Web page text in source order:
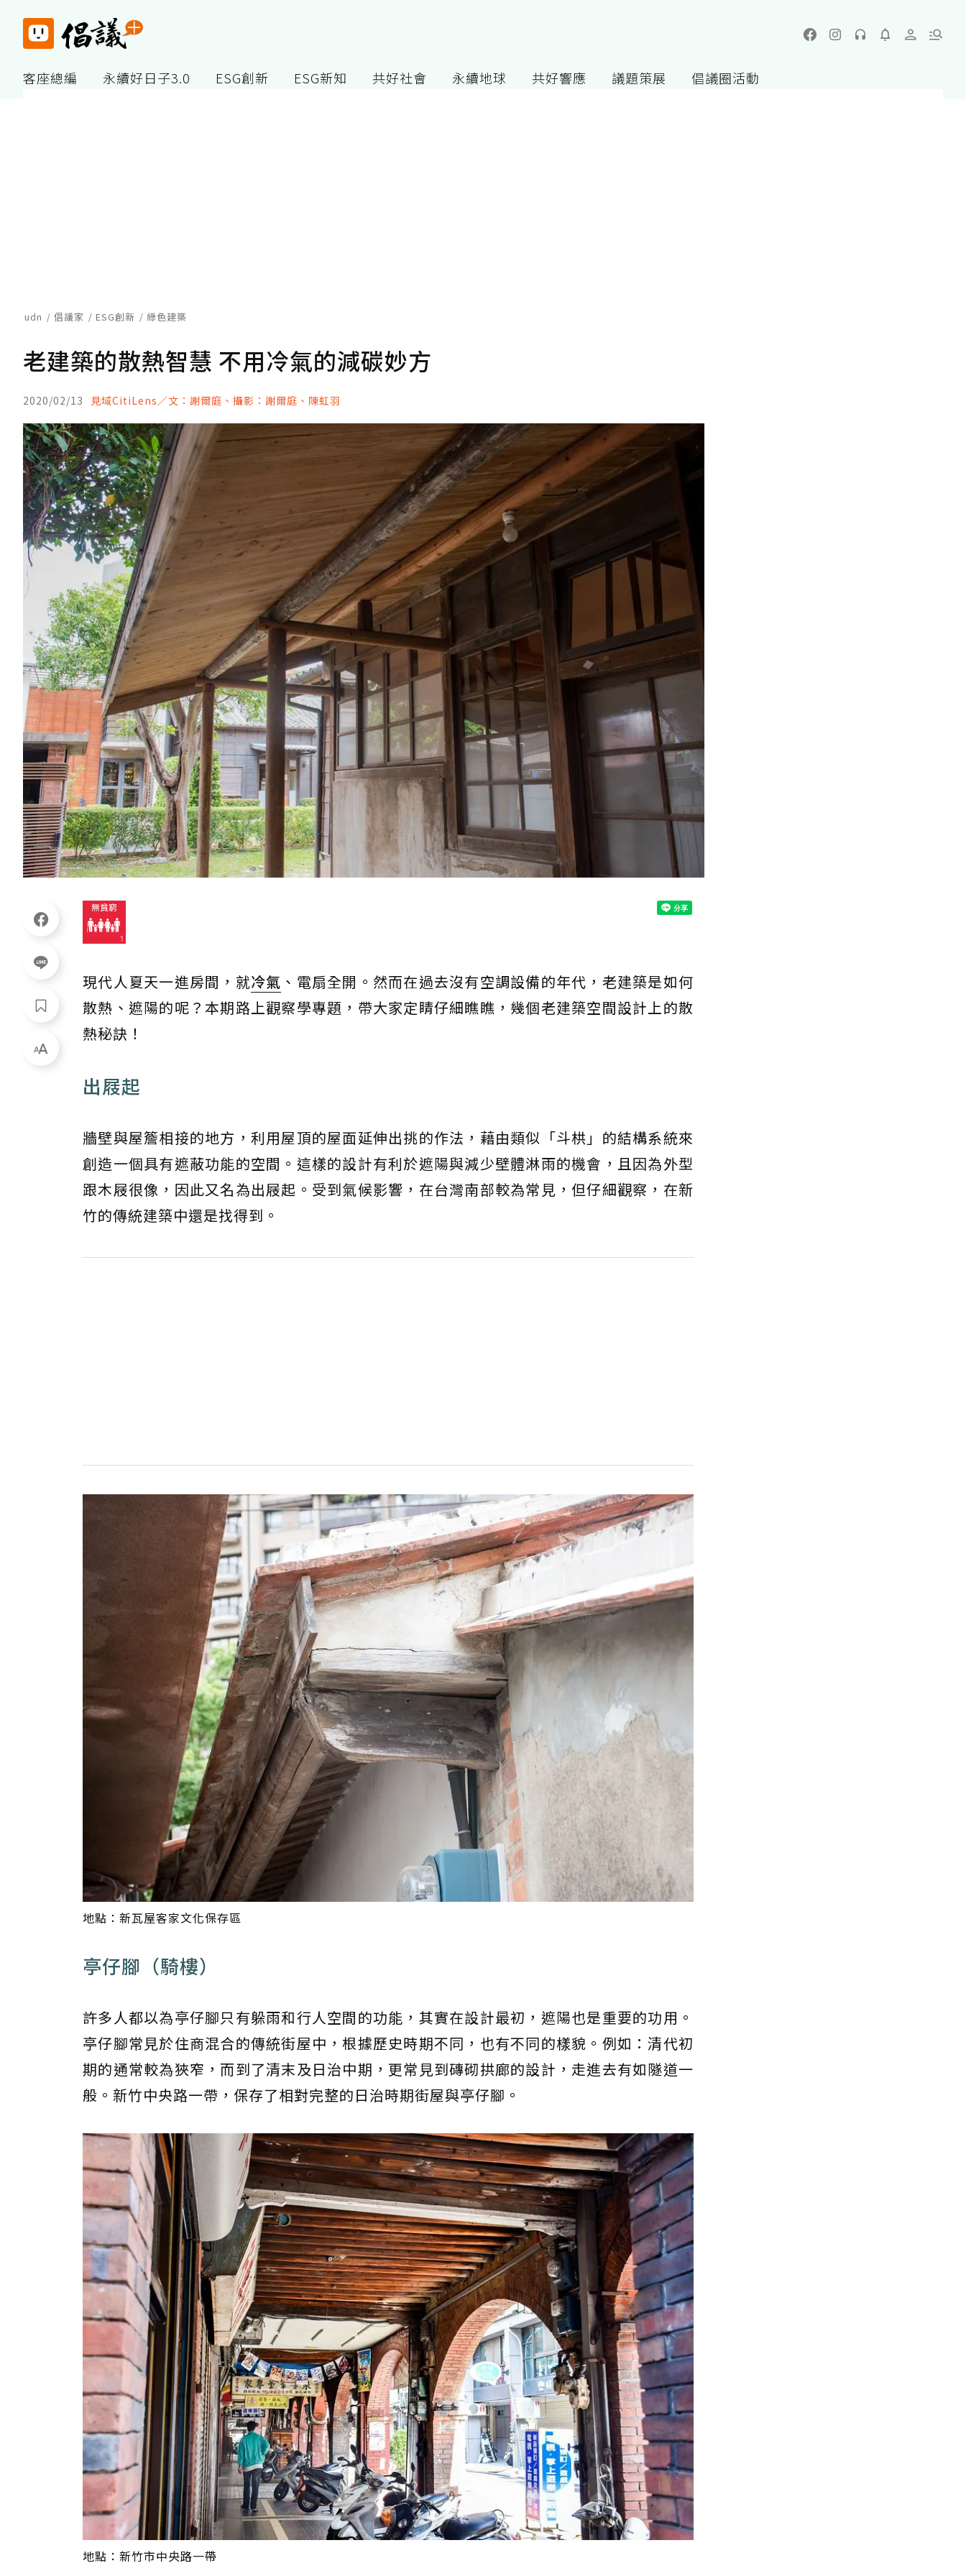
客座總編 永續好日子3.0 ESG創新 ESG新知 共好社會 永續地球 共好響應 議題策展 倡議圈活動
udn 倡議家 ESG創新 綠色建築
老建築的散熱智慧 不用冷氣的減碳妙方
2020/02/13 見域CitiLens／文：謝爾庭、攝影：謝爾庭、陳虹羽
現代人夏天一進房間，就冷氣 、電扇全開。然而在過去沒有空調設備的年代，老建築是如何
散熱、遮陽的呢？本期路上觀察學專題，帶大家定睛仔細瞧瞧，幾個老建築空間設計上的散
熱秘訣！
出屐起
牆壁與屋簷相接的地方，利用屋頂的屋面延伸出挑的作法，藉由類似「斗栱」的結構系統來
創造一個具有遮蔽功能的空間。這樣的設計有利於遮陽與減少壁體淋雨的機會，且因為外型
跟木屐很像，因此又名為出屐起。受到氣候影響，在台灣南部較為常見，但仔細觀察，在新
竹的傳統建築中還是找得到。
地點：新瓦屋客家文化保存區
亭仔腳（騎樓）
許多人都以為亭仔腳只有躲雨和行人空間的功能，其實在設計最初，遮陽也是重要的功用。
亭仔腳常見於住商混合的傳統街屋中，根據歷史時期不同，也有不同的樣貌。例如：清代初
期的通常較為狹窄，而到了清末及日治中期，更常見到磚砌拱廊的設計，走進去有如隧道一
般。新竹中央路一帶，保存了相對完整的日治時期街屋與亭仔腳。
地點：新竹市中央路一帶